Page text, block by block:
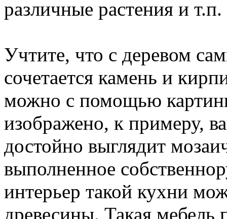
различные растения и т.п.
Учтите, что с деревом
сочетается камень и
можно с помощью
изображено, к примеру,
достойно выглядит
выполненное
интерьер такой кухни
древесины. Такая мебель